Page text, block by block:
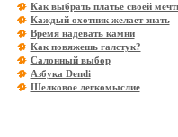
Как выбрать платье своей
Каждый охотник желает знать
Время надевать камни
Как повяжешь галстук?
Салонный выбор
Азбука Dendi
Шелковое легкомыслие